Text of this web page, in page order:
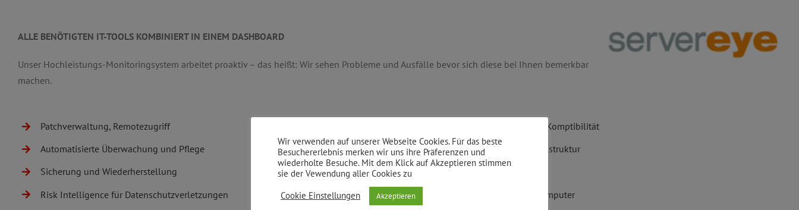
ALLE BENÖTIGTEN IT-TOOLS KOMBINIERT IN EINEM DASHBOARD
Unser Hochleistungs-Monitoringsystem arbeitet proaktiv – das heißt: Wir sehen Probleme und Ausfälle bevor sich diese bei Ihnen bemerkbar
machen.
Patchverwaltung, Remotezugriff
Automatisierte Überwachung und Pflege
Sicherung und Wiederherstellung
Risk Intelligence für Datenschutzverletzungen
Windows-, Mac- und Linux Komptibilität
Überwachung der Netzinfrastruktur
Mobilgerätüberwachung
Überwachung virtueller Computer
Wir verwenden auf unserer Webseite Cookies. Für das beste
Besuchererlebnis merken wir uns ihre Präferenzen und
wiederholte Besuche. Mit dem Klick auf Akzeptieren stimmen
sie der Vewendung aller Cookies zu
Cookie Einstellungen
Akzeptieren